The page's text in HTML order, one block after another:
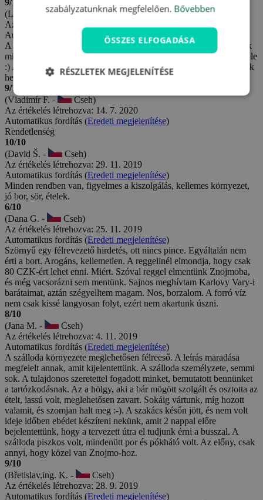
9/10
(Lenka M. -
Cseh)
Az értékelés létrehozva: 6. 8. 2020
Automatikus fordítás (
Eredeti megjelenítése)
A szállás megfelelt a leírásnak. Az ablakok alatt, ahol elszállásoltak
minket, volt egy tyúkházuk, amely megmondta, hány tojást raktak le
:) A reggelit megismételték. A vacsorák nagyszerűek voltak. Remek
hely kirándulásokhoz.
9/10
(Vladimír F. -
Cseh)
Az értékelés létrehozva: 14. 7. 2020
Automatikus fordítás (Eredeti megjelenítése)
Rendetlenség
10/10
(David Š. -
Cseh)
Az értékelés létrehozva: 29. 11. 2019
Automatikus fordítás (Eredeti megjelenítése)
Minden rendben van, figyelmes a kiszolgálás, kellemes környezet,
jó bor, sör, ételek.
6/10
(Dana G. -
Cseh)
Az értékelés létrehozva: 25. 11. 2019
Automatikus fordítás (Eredeti megjelenítése)
Szörnyű egy félrevezető hirdetés, ott nincs pince. Egyáltalán nem
érti a bort. Arogáns, kellemetlen. A reggelinél elmondja, hogy csak
80 CZK-ért lehet enni. Miért. Szóval reggel elmentünk Znojmoba,
és még vacsorázni sem mentünk. Sajnos meghívtam Karlovy Vary-i
barátaimat, aztán szégyelltem magam. Nos, borzalom. A forró víz
nem csak kissé langyosan folyt, ezért nem akartunk úszni.
8/10
(Jana M. -
Cseh)
Az értékelés létrehozva: 4. 11. 2019
Automatikus fordítás (Eredeti megjelenítése)
A szálloda környezete meglehetősen félreeső. A leírás maradása
megfelelt annak, amit kijelentettünk. A szálloda személyzete, semmi
sok. A tulajdonos szeretettel fogadott minket, bemutatott bennünket
a tartózkodásnak. Az a hölgy, aki a bár mögött szolgált és osztotta az
ételt, lassú volt, meglehetősen zavart. Sokáig vártunk, míg hozott
valamit, és szomjan halt meg :-). A szakács későn jött, és nem volt
ideje időben ebédet készíteni nekünk, amit 2 nappal előre
bejelentettünk, hogy a tervezett útra el tudjunk érni a busszal. A
szálloda piszkos volt, mindenütt por és pókháló volt. Az előny, csak
annyi, hogy közel van Znojmo-hoz.
9/10
(Břetislav,ing. K. -
Cseh)
Az értékelés létrehozva: 28. 9. 2019
Automatikus fordítás (Eredeti megjelenítése)
szabályzatunknak megfelelően. Bővebben
ÖSSZES ELFOGADÁSA
RÉSZLETEK MEGJELENÍTÉSE